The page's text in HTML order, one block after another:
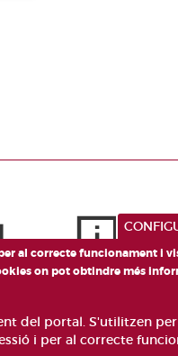
al correcte funcionament i
on pot obtindre més
del portal. S'utilitzen
i per al correcte